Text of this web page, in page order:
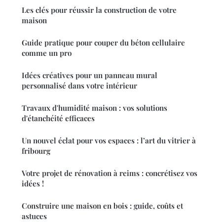
Les clés pour réussir la construction de votre
maison
Guide pratique pour couper du béton cellulaire
comme un pro
Idées créatives pour un panneau mural
personnalisé dans votre intérieur
Travaux d'humidité maison : vos solutions
d'étanchéité efficaces
Un nouvel éclat pour vos espaces : l’art du vitrier à
fribourg
Votre projet de rénovation à reims : concrétisez vos
idées !
Construire une maison en bois : guide, coûts et
astuces